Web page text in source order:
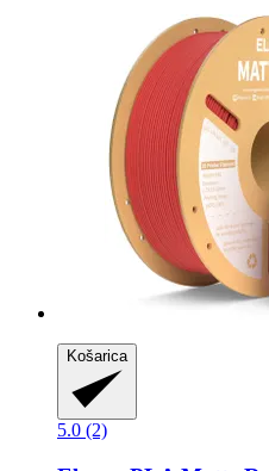
Košarica
5.0 (2)